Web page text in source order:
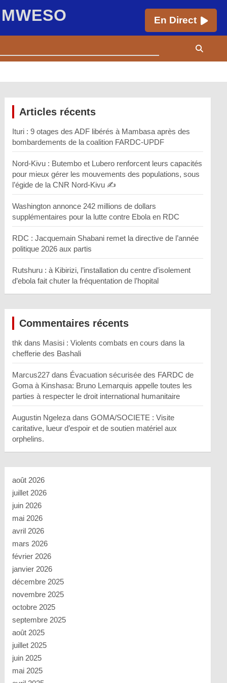
En Direct
Articles récents
Ituri : 9 otages des ADF libérés à Mambasa après des
bombardements de la coalition FARDC-UPDF
Nord-Kivu : Butembo et Lubero renforcent leurs capacités
pour mieux gérer les mouvements des populations, sous
l’égide de la CNR Nord-Kivu ✍️
Washington annonce 242 millions de dollars
supplémentaires pour la lutte contre Ebola en RDC
RDC : Jacquemain Shabani remet la directive de l’année
politique 2026 aux partis
Rutshuru : à Kibirizi, l’installation du centre d’isolement
d’ebola fait chuter la fréquentation de l’hopital
Commentaires récents
thk dans Masisi : Violents combats en cours dans la
chefferie des Bashali
Marcus227 dans Évacuation sécurisée des FARDC de
Goma à Kinshasa: Bruno Lemarquis appelle toutes les
parties à respecter le droit international humanitaire
Augustin Ngeleza dansGOMA/SOCIETE : Visite
caritative, lueur d’espoir et de soutien matériel aux
orphelins.
août 2026
juillet 2026
juin 2026
mai 2026
avril 2026
mars 2026
février 2026
janvier 2026
décembre 2025
novembre 2025
octobre 2025
septembre 2025
août 2025
juillet 2025
juin 2025
mai 2025